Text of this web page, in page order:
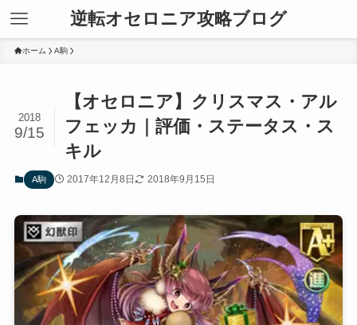
逆転オセロニア攻略ブログ
ホーム A駒
【オセロニア】クリスマス・アル
フェッカ｜評価・ステータス・ス
キル
2018
9/15
A駒 2017年12月8日 2018年9月15日